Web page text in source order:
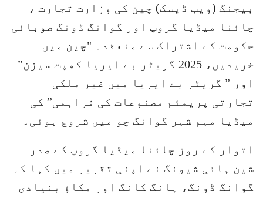
بیجنگ (ویب ڈیسک) چین کی وزارت تجارت ،
چائنا میڈیا گروپ اور گوانگ ڈونگ صوبائی
حکومت کے اشتراک سے منعقدہ "چین میں
خریدیں، 2025 گریٹر بے ایریا کھپت سیزن”
اور ” گریٹر بے ایریا میں غیر ملکی
تجارتی پریمئم مصنوعات کی فراہمی” کی
میڈیا مہم شہر گوانگ چو میں شروع ہوئی۔
اتوار کے روز چائنا میڈیا گروپ کے صدر
شین ہائی شیونگ نے اپنی تقریر میں کہا کہ
گوانگ ڈونگ، ہانگ کانگ اور مکاؤ بنیادی